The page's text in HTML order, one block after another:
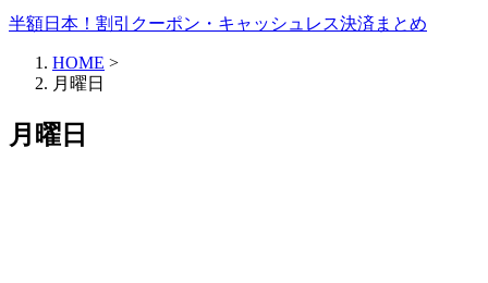
半額日本！割引クーポン・キャッシュレス決済まとめ
HOME >
月曜日
月曜日